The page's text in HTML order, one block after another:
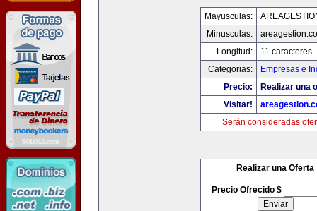
Mayusculas:
Minusculas:
Longitud:
11 caracteres
Categorias:
Empresas e
Precio:
Realizar una
Visitar!
Serán consideradas
Realizar una Oferta
Precio Ofrecido $